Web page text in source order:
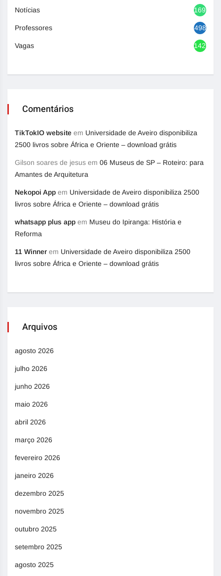
Notícias 1692
Professores 498
Vagas 1420
Comentários
TikTokIO website em Universidade de Aveiro disponibiliza
2500 livros sobre África e Oriente – download grátis
Gilson soares de jesus em 06 Museus de SP – Roteiro: para
Amantes de Arquitetura
Nekopoi App em Universidade de Aveiro disponibiliza 2500
livros sobre África e Oriente – download grátis
whatsapp plus app em Museu do Ipiranga: História e
Reforma
11 Winner em Universidade de Aveiro disponibiliza 2500
livros sobre África e Oriente – download grátis
Arquivos
agosto 2026
julho 2026
junho 2026
maio 2026
abril 2026
março 2026
fevereiro 2026
janeiro 2026
dezembro 2025
novembro 2025
outubro 2025
setembro 2025
agosto 2025